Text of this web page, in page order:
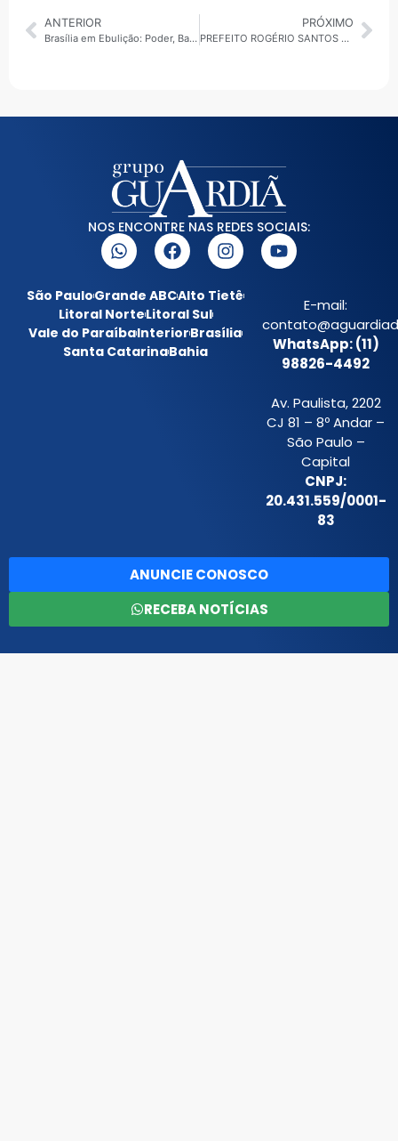
ANTERIOR
Brasília em Ebulição: Poder, Bastidores e Polêmicas que Sacudiram o País
PRÓXIMO
PREFEITO ROGÉRIO SANTOS – OPORTUNIDADES PARA CUIDAR DA SAÚDE E, TAMBÉM, SE CAPACITAR.
NOS ENCONTRE NAS REDES SOCIAIS:
São PauloGrande ABCAlto Tietê
Litoral NorteLitoral Sul
Vale do ParaíbaInteriorBrasília
Santa CatarinaBahia
E-mail:
WhatsApp: (11)
98826-4492
Av. Paulista, 2202
CJ 81 – 8º Andar –
São Paulo –
Capital
CNPJ:
20.431.559/0001-
83
ANUNCIE CONOSCO
RECEBA NOTÍCIAS